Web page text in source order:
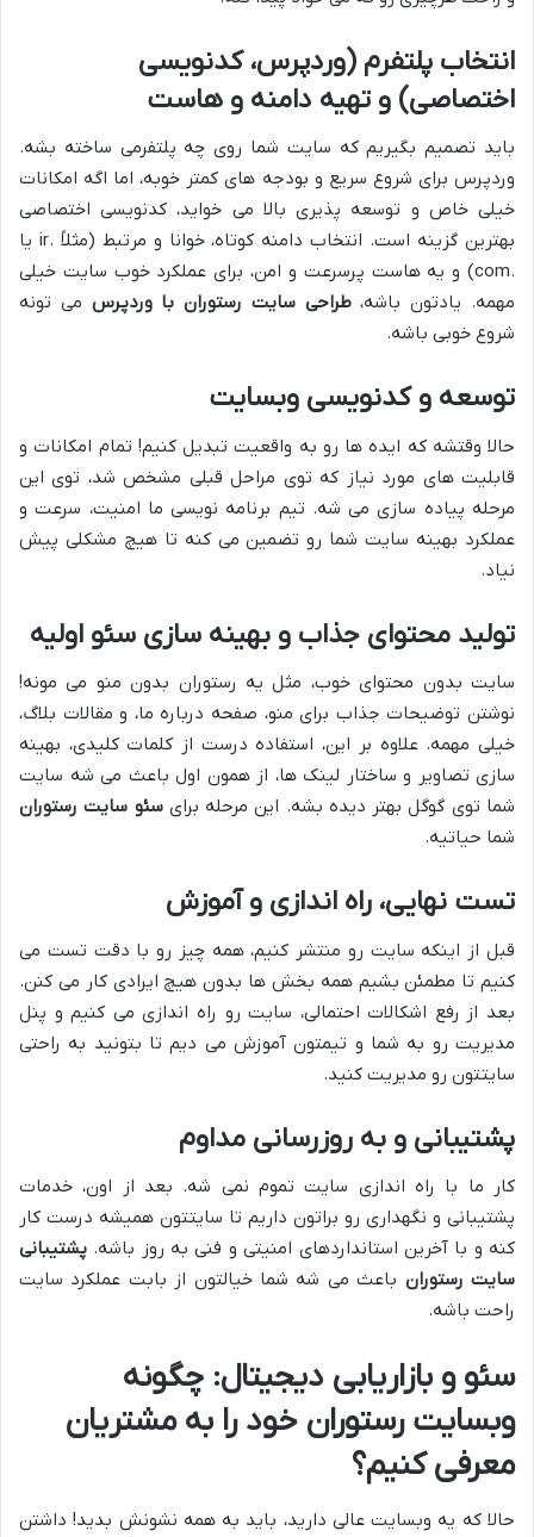
انتخاب پلتفرم (وردپرس، کدنویسی
اختصاصی) و تهیه دامنه و هاست
باید تصمیم بگیریم که سایت شما روی چه پلتفرمی ساخته بشه.
وردپرس برای شروع سریع و بودجه های کمتر خوبه، اما اگه امکانات
خیلی خاص و توسعه پذیری بالا می خواید، کدنویسی اختصاصی
بهترین گزینه است. انتخاب دامنه کوتاه، خوانا و مرتبط (مثلاً .ir یا
.com) و یه هاست پرسرعت و امن، برای عملکرد خوب سایت خیلی
مهمه. یادتون باشه،طراحی سایت رستوران با وردپرس می تونه
شروع خوبی باشه.
توسعه و کدنویسی وبسایت
حالا وقتشه که ایده ها رو به واقعیت تبدیل کنیم! تمام امکانات و
قابلیت های مورد نیاز که توی مراحل قبلی مشخص شد، توی این
مرحله پیاده سازی می شه. تیم برنامه نویسی ما امنیت، سرعت و
عملکرد بهینه سایت شما رو تضمین می کنه تا هیچ مشکلی پیش
نیاد.
تولید محتوای جذاب و بهینه سازی سئو اولیه
سایت بدون محتوای خوب، مثل یه رستوران بدون منو می مونه!
نوشتن توضیحات جذاب برای منو، صفحه درباره ما، و مقالات بلاگ،
خیلی مهمه. علاوه بر این، استفاده درست از کلمات کلیدی، بهینه
سازی تصاویر و ساختار لینک ها، از همون اول باعث می شه سایت
شما توی گوگل بهتر دیده بشه. این مرحله برایسئو سایت رستوران
شما حیاتیه.
تست نهایی، راه اندازی و آموزش
قبل از اینکه سایت رو منتشر کنیم، همه چیز رو با دقت تست می
کنیم تا مطمئن بشیم همه بخش ها بدون هیچ ایرادی کار می کنن.
بعد از رفع اشکالات احتمالی، سایت رو راه اندازی می کنیم و پنل
مدیریت رو به شما و تیمتون آموزش می دیم تا بتونید به راحتی
سایتتون رو مدیریت کنید.
پشتیبانی و به روزرسانی مداوم
کار ما با راه اندازی سایت تموم نمی شه. بعد از اون، خدمات
پشتیبانی و نگهداری رو براتون داریم تا سایتتون همیشه درست کار
کنه و با آخرین استانداردهای امنیتی و فنی به روز باشه. پشتیبانی
سایت رستوران باعث می شه شما خیالتون از بابت عملکرد سایت
راحت باشه.
سئو و بازاریابی دیجیتال: چگونه
وبسایت رستوران خود را به مشتریان
معرفی کنیم؟
حالا که یه وبسایت عالی دارید، باید به همه نشونش بدید! داشتن